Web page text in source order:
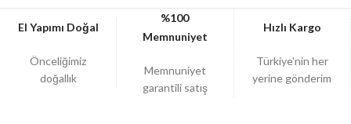
El Yapımı Doğal
Önceliğimiz
doğallık
%100
Memnuniyet
Memnuniyet
garantili satış
Hızlı Kargo
Türkiye'nin her
yerine gönderim